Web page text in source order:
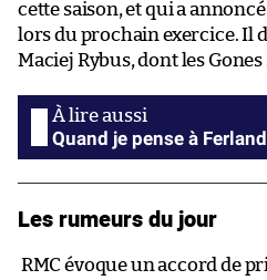
cette saison, et qui a
lors du prochain exercice. Il
Maciej Rybus, dont les
Quand je pense à
Les rumeurs du jour
RMC évoque un accord de